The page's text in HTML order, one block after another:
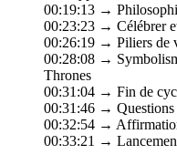
00:19:13 →
00:23:23 → Célébrer
00:26:19 → Piliers de
00:28:08 →
Thrones
00:31:04 → Fin de
00:31:46 → Questions
00:32:54 →
00:33:21 →